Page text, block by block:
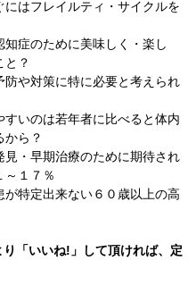
はフレイルティ・サイクルを
症のために美味しく・楽し
と？
防や対策に特に必要と考えられ
すいのは若年者に比べると体内
から？
見・早期治療のために期待され
～１７％
が特定出来ない６０歳以上の高
「いいね!」して頂ければ、定